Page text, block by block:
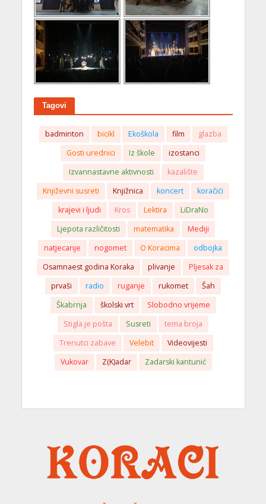
Tagovi
badminton bicikl Ekoškola film
glazba
Gosti urednici
Iz škole
izostanci
Izvannastavne aktivnosti
kazalište
Književni susreti
Knjižnica koncert
koračići
krajevi i ljudi
Kros Lektira
LiDraNo
Ljepota različitosti
matematika
Mediji
natjecanje
nogomet O Koracima
odbojka
Osamnaest godina Koraka
plivanje
Pljesak za
prvaši
radio ruganje rukomet
Šah
Škabrnja
školski vrt
Slobodno vrijeme
Stigla je pošta
Susreti
tema broja
Trenutci zabave
Velebit
Videovijesti
Vukovar
Z(K)adar Zadarski kantunić